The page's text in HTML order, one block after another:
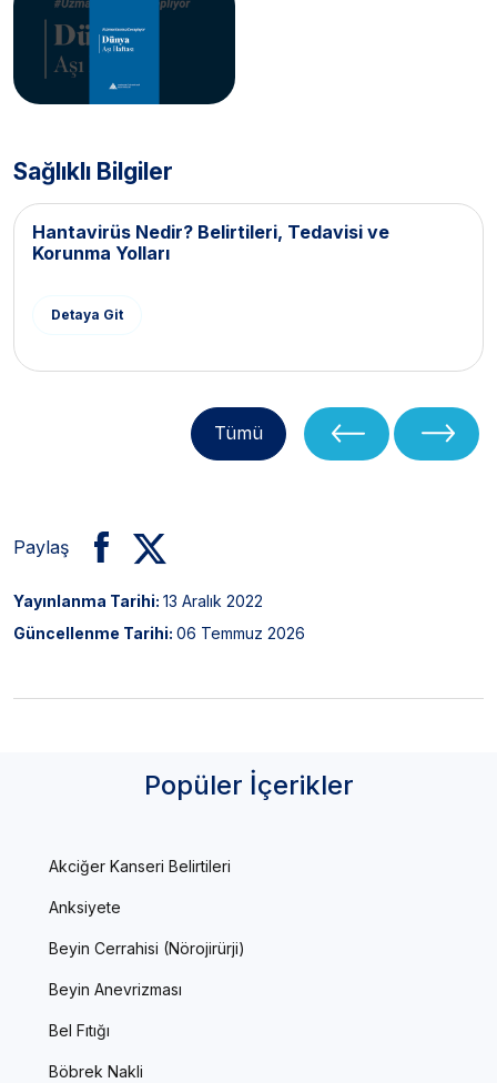
Sağlıklı Bilgiler
Hantavirüs Nedir? Belirtileri, Tedavisi ve
Korunma Yolları
Detaya Git
Tümü
Paylaş
Yayınlanma Tarihi: 13 Aralık 2022
Güncellenme Tarihi: 06 Temmuz 2026
Popüler İçerikler
Akciğer Kanseri Belirtileri
Anksiyete
Beyin Cerrahisi (Nörojirürji)
Beyin Anevrizması
Bel Fıtığı
Böbrek Nakli